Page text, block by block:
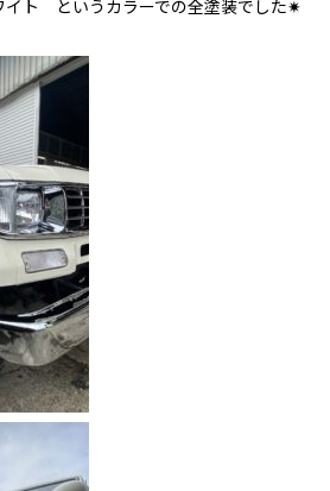
ト というカラーでの全塗装でした✷